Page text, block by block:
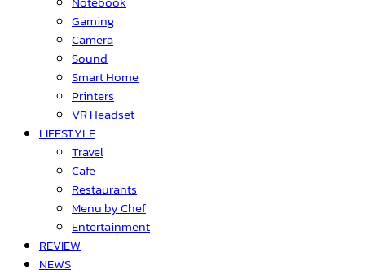
Gaming
Camera
Sound
Smart Home
Printers
VR Headset
LIFESTYLE
Travel
Cafe
Restaurants
Menu by Chef
Entertainment
REVIEW
NEWS